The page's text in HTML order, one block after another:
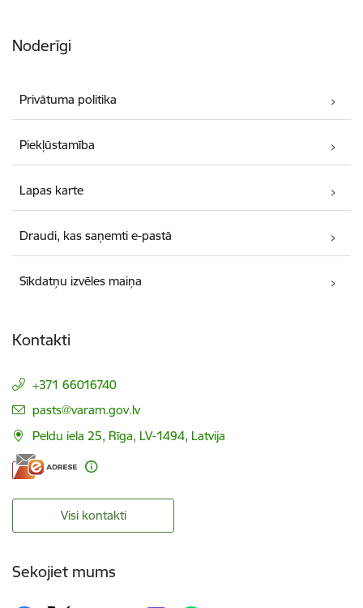
Noderīgi
Privātuma politika
Piekļūstamība
Lapas karte
Draudi, kas saņemti e-pastā
Sīkdatņu izvēles maiņa
Kontakti
+371 66016740
E-pasts:
pasts@varam.gov.lv
Peldu iela 25, Rīga, LV-1494, Latvija
Visi kontakti
Sekojiet mums